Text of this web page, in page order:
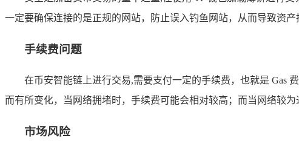
一定要确保连接的是正规的网站，防止误入钓鱼网站，从而导致资产
手续费问题
在币安智能链上进行交易,需要支付一定的手续费，也就是 Gas
而有所变化，当网络拥堵时，手续费可能会相对较高；而当网络较为
市场风险